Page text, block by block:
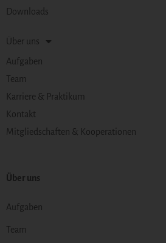
Downloads
Über uns
Aufgaben
Team
Karriere & Praktikum
Kontakt
Mitgliedschaften & Kooperationen
Über uns
Aufgaben
Team